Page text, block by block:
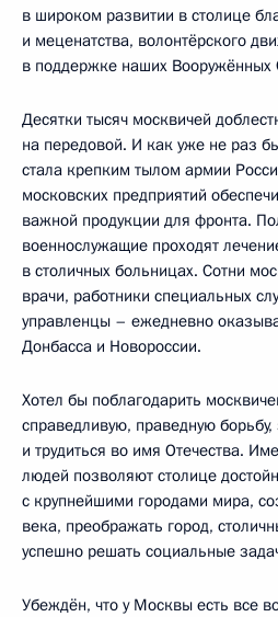
в широком развитии в столице
и меценатства, волонтёрского
в поддержке наших Вооружённых
Десятки тысяч москвичей
на передовой. И как уже не раз
стала крепким тылом армии
московских предприятий
важной продукции для фронта.
военнослужащие проходят
в столичных больницах. Сотни
врачи, работники специальных
управленцы – ежедневно
Донбасса и Новороссии.
Хотел бы поблагодарить
справедливую, праведную борьбу,
и трудиться во имя Отечества.
людей позволяют столице
с крупнейшими городами мира,
века, преображать город,
успешно решать социальные
Убеждён, что у Москвы есть все